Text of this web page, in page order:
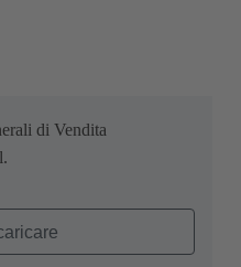
di Vendita